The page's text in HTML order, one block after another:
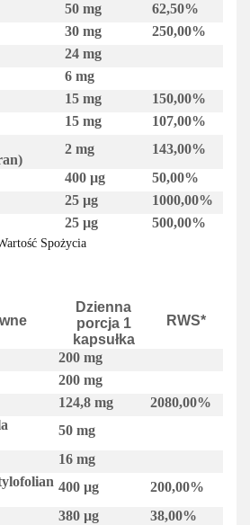
50 mg
62,50%
30 mg
250,00%
24 mg
6 mg
15 mg
150,00%
15 mg
107,00%
2 mg
143,00%
400 µg
50,00%
25 µg
1000,00%
25 µg 500,00%
Spożycia
Dzienna
porcja 1
kapsułka
RWS*
200 mg
200 mg
124,8 mg
2080,00%
50 mg
16 mg
400 µg
200,00%
380 µg
38,00%